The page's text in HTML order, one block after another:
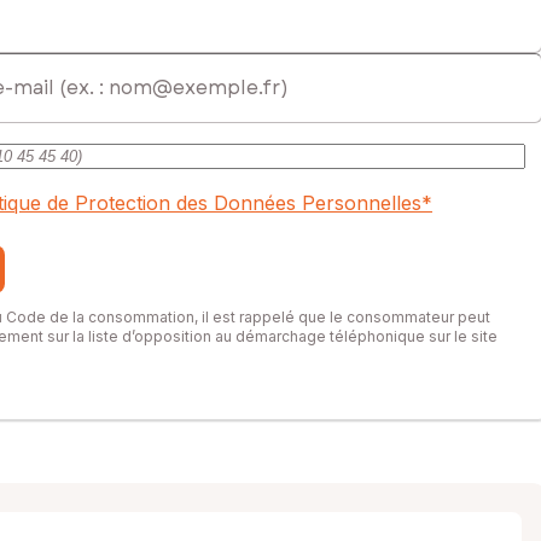
de Protection des Données Personnelles*
Code de la consommation, il est rappelé que le consommateur peut
sur la liste d’opposition au démarchage téléphonique sur le site